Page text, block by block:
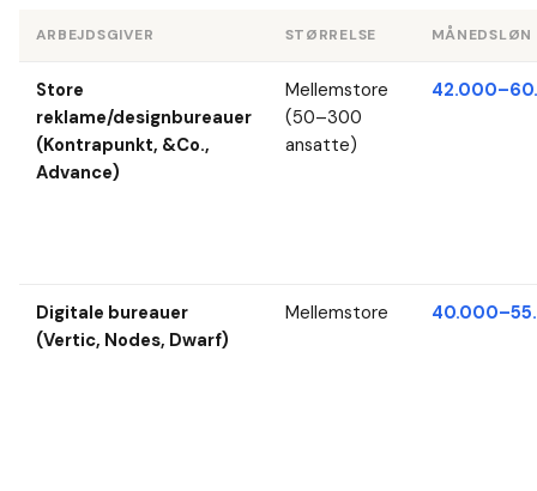
ARBEJDSGIVER STØRRELSE MÅNEDSLØN
Store
reklame/designbureauer
(Kontrapunkt, &Co.,
Advance)
Mellemstore
(50–300
ansatte)
Digitale bureauer
(Vertic, Nodes, Dwarf)
Mellemstore